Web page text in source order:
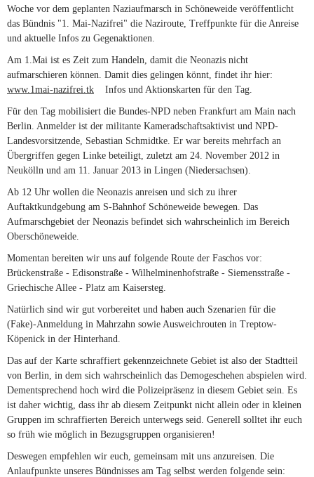
Woche vor dem geplanten Naziaufmarsch in Schöneweide veröffentlicht
das Bündnis "1. Mai-Nazifrei" die Naziroute, Treffpunkte für die Anreise
und aktuelle Infos zu Gegenaktionen.
Am 1.Mai ist es Zeit zum Handeln, damit die Neonazis nicht
aufmarschieren können. Damit dies gelingen könnt, findet ihr hier:
www.1mai-nazifrei.tk (link is external)
Infos und Aktionskarten für den Tag.
Für den Tag mobilisiert die Bundes-NPD neben Frankfurt am Main nach
Berlin. Anmelder ist der militante Kameradschaftsaktivist und NPD-
Landesvorsitzende, Sebastian Schmidtke. Er war bereits mehrfach an
Übergriffen gegen Linke beteiligt, zuletzt am 24. November 2012 in
Neukölln und am 11. Januar 2013 in Lingen (Niedersachsen).
Ab 12 Uhr wollen die Neonazis anreisen und sich zu ihrer
Auftaktkundgebung am S-Bahnhof Schöneweide bewegen. Das
Aufmarschgebiet der Neonazis befindet sich wahrscheinlich im Bereich
Oberschöneweide.
Momentan bereiten wir uns auf folgende Route der Faschos vor:
Brückenstraße - Edisonstraße - Wilhelminenhofstraße - Siemensstraße -
Griechische Allee - Platz am Kaisersteg.
Natürlich sind wir gut vorbereitet und haben auch Szenarien für die
(Fake)-Anmeldung in Mahrzahn sowie Ausweichrouten in Treptow-
Köpenick in der Hinterhand.
Das auf der Karte schraffiert gekennzeichnete Gebiet ist also der Stadtteil
von Berlin, in dem sich wahrscheinlich das Demogeschehen abspielen wird.
Dementsprechend hoch wird die Polizeipräsenz in diesem Gebiet sein. Es
ist daher wichtig, dass ihr ab diesem Zeitpunkt nicht allein oder in kleinen
Gruppen im schraffierten Bereich unterwegs seid. Generell solltet ihr euch
so früh wie möglich in Bezugsgruppen organisieren!
Deswegen empfehlen wir euch, gemeinsam mit uns anzureisen. Die
Anlaufpunkte unseres Bündnisses am Tag selbst werden folgende sein: